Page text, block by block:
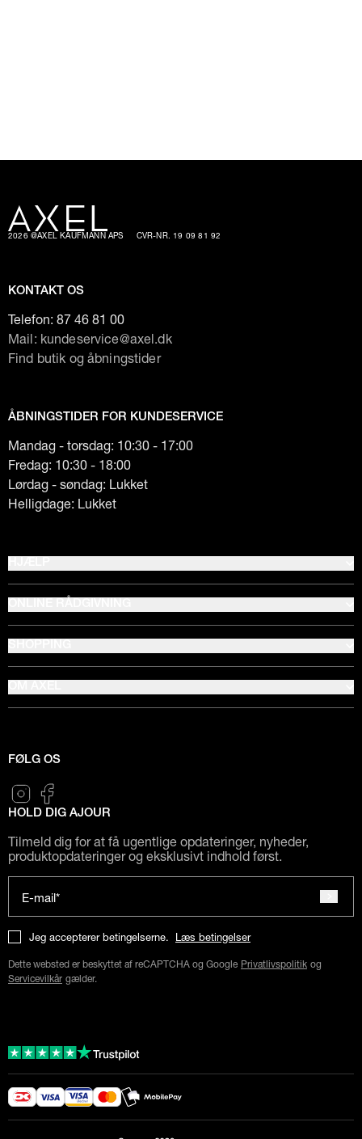
2026 @AXEL KAUFMANN APS CVR-NR. 19 09 81 92
KONTAKT OS
Telefon: 87 46 81 00
Mail: kundeservice@axel.dk
Find butik og åbningstider
ÅBNINGSTIDER FOR KUNDESERVICE
Mandag - torsdag: 10:30 - 17:00
Fredag: 10:30 - 18:00
Lørdag - søndag: Lukket
Helligdage: Lukket
FØLG OS
HOLD DIG AJOUR
Tilmeld dig for at få ugentlige opdateringer, nyheder,
produktopdateringer og eksklusivt indhold først.
E-mail*
Jeg accepterer betingelserne. Læs betingelser
Dette websted er beskyttet af reCAPTCHA og Google Privatlivspolitik og
Servicevilkår gælder.